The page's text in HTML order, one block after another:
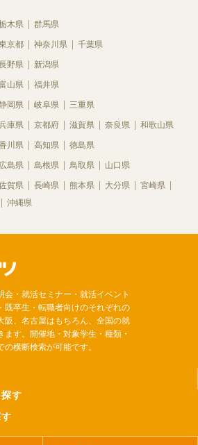
木県 群馬県
京都 神奈川県 千葉県
野県 新潟県
山県 福井県
岡県 岐阜県 三重県
庫県 京都府 滋賀県 奈良県 和歌山県
川県 高知県 徳島県
広島県 島根県 鳥取県 山口県
賀県 長崎県 熊本県 大分県
宮崎県
沖縄県
会・就活セミナー・就活イベント
既卒生・転職者向けのそれぞれの
阪、名古屋はもちろん、全国の就
す。開催地・対象学生・種類・
横断検索が可能です。
す